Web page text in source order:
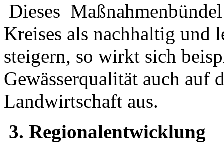
Dieses
Kreises als nachhaltig und
steigern, so wirkt sich
Gewässerqualität auch auf
Landwirtschaft aus.
3. Regionalentwicklung